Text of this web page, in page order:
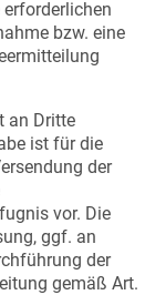
bzw. eine
an Dritte
ist für die
der
vor. Die
ggf. an
der
gemäß Art.